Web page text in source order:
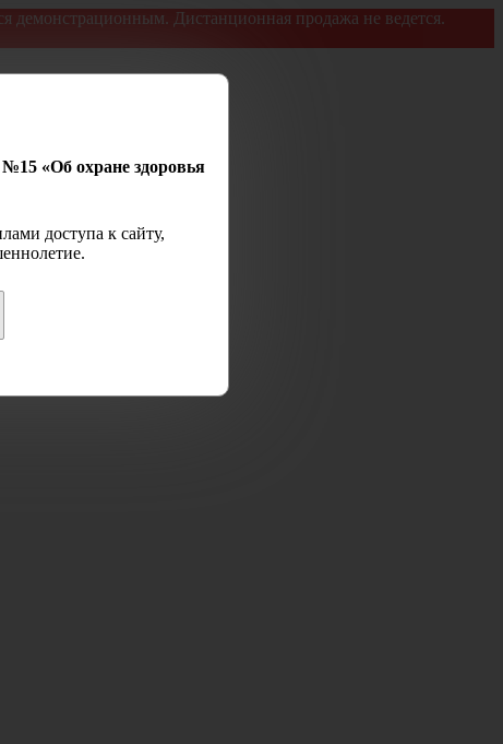
демонстрационным. Дистанционная продажа не ведется.
«Об охране здоровья
доступа к сайту,